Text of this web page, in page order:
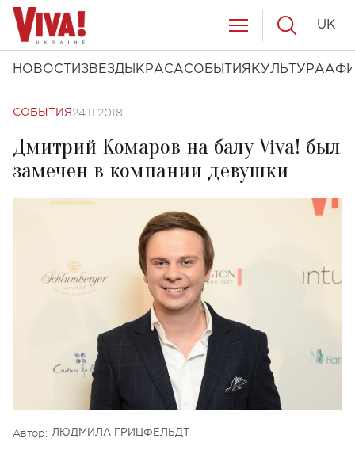
НОВОСТИ ЗВЕЗДЫ КРАСАСОБЫТИЯ КУЛЬТУРА
UK
СОБЫТИЯ 24.11.2018
Дмитрий Комаров на балу Viva! был
замечен в компании девушки
Автор: ЛЮДМИЛА ГРИЦФЕЛЬДТ